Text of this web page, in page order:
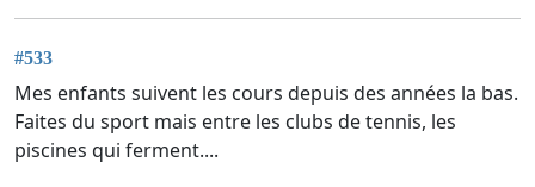
#533
Mes enfants suivent les cours depuis des années la bas.
Faites du sport mais entre les clubs de tennis, les
piscines qui ferment....